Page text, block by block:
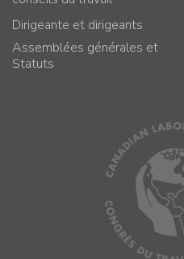
Dirigeante et dirigeants
Assemblées générales et
Statuts